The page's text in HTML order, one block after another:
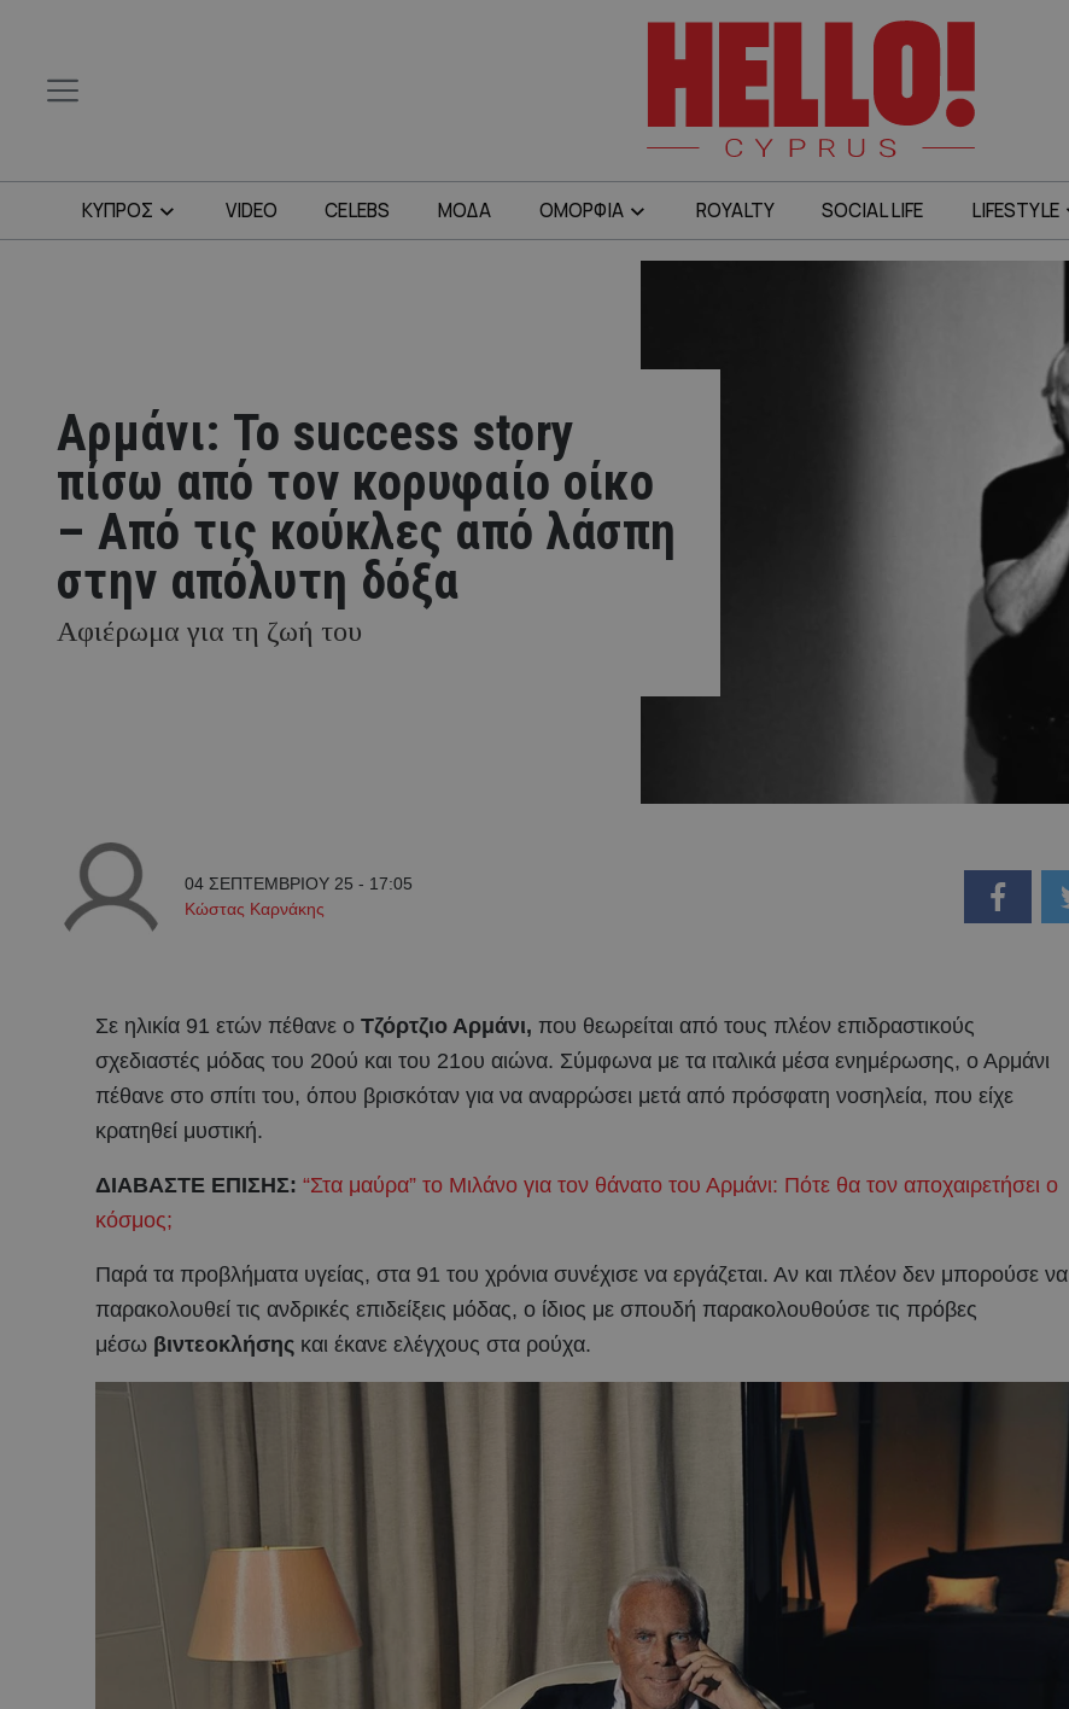
ΚΥΠΡΟΣ VIDEO CELEBS ΜΟΔΑ ΟΜΟΡΦΙΑ ROYALTY SOCIAL LIFE LIFESTYLE
Αρμάνι: Το success story
πίσω από τον κορυφαίο οίκο
– Από τις κούκλες από λάσπη
στην απόλυτη δόξα
Αφιέρωμα για τη ζωή του
04 ΣΕΠΤΕΜΒΡΙΟΥ 25 - 17:05
Κώστας Καρνάκης
Σε ηλικία 91 ετών πέθανε ο Τζόρτζιο Αρμάνι, που θεωρείται από τους πλέον επιδραστικούς
σχεδιαστές μόδας του 20ού και του 21ου αιώνα. Σύμφωνα με τα ιταλικά μέσα ενημέρωσης, ο Αρμάνι
πέθανε στο σπίτι του, όπου βρισκόταν για να αναρρώσει μετά από πρόσφατη νοσηλεία, που είχε
κρατηθεί μυστική.
ΔΙΑΒΑΣΤΕ ΕΠΙΣΗΣ: “Στα μαύρα” το Μιλάνο για τον θάνατο του Αρμάνι: Πότε θα τον αποχαιρετήσει ο
κόσμος;
Παρά τα προβλήματα υγείας, στα 91 του χρόνια συνέχισε να εργάζεται. Αν και πλέον δεν μπορούσε να
παρακολουθεί τις ανδρικές επιδείξεις μόδας, ο ίδιος με σπουδή παρακολουθούσε τις πρόβες
μέσω βιντεοκλήσης και έκανε ελέγχους στα ρούχα.